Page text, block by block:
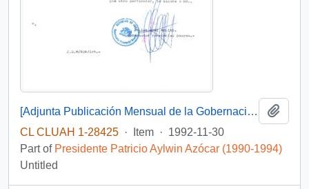
[Adjunta Publicación Mensual de la Gobernación Provincial de Osorno]
CL CLUAH 1-28425 · Item · 1992-11-30
Part of Presidente Patricio Aylwin Azócar (1990-1994)
Untitled